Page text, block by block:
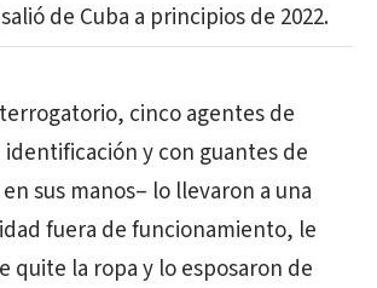
de Cuba a principios de 2022.
cinco agentes de
y con guantes de
sus manos– lo llevaron a una
fuera de funcionamiento, le
quite la ropa y lo esposaron de